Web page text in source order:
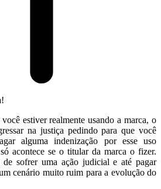
estiver realmente usando a marca, o
na justiça pedindo para que você
alguma indenização por esse uso
acontece se o titular da marca o fizer.
de sofrer uma ação judicial e até pagar
cenário muito ruim para a evolução do